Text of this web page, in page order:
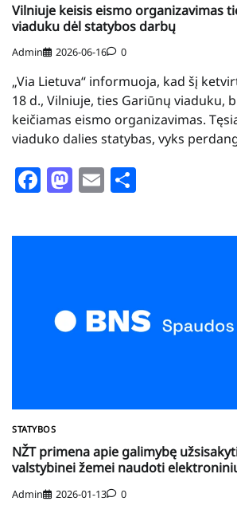
Vilniuje keisis eismo organizavimas
viaduku dėl statybos darbų
Admin 2026-06-16 0
„Via Lietuva“ informuoja, kad šį
18 d., Vilniuje, ties Gariūnų viaduku,
keičiamas eismo organizavimas.
viaduko dalies statybas, vyks
Facebook
Mastodon
Email
STATYBOS
NŽT primena apie galimybę
valstybinei žemei naudoti
Admin 2026-01-13 0